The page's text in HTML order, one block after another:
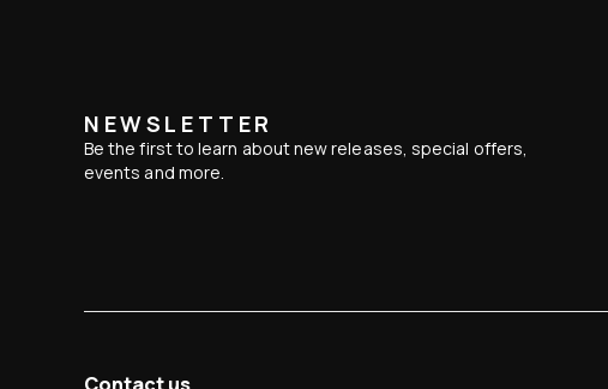
NEWSLETTER
Be the first to learn about new releases, special offers,
events and more.